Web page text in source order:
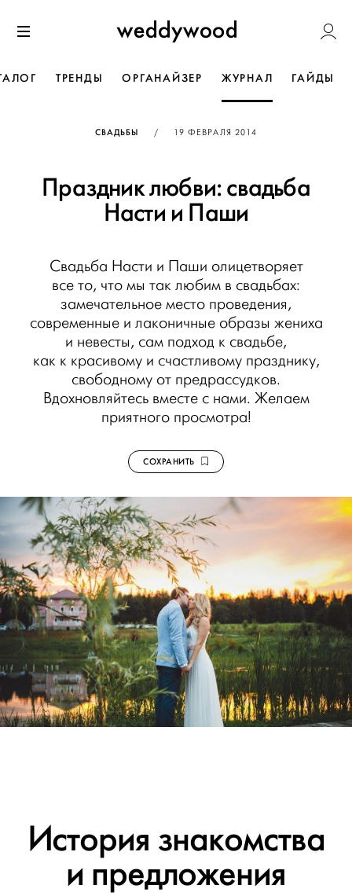
к содержанию
Weddywood
ТРЕНДЫ ОРГАНАЙЗЕР ЖУРНАЛ ГАЙДЫ
СВАДЬБЫ / ОПУБЛИКОВАНО
19 ФЕВРАЛЯ 2014
Праздник любви: свадьба
Насти и Паши
Свадьба Насти и Паши олицетворяет
все то, что мы так любим в свадьбах:
замечательное место проведения,
современные и лаконичные образы жениха
и невесты, сам подход к свадьбе,
как к красивому и счастливому празднику,
свободному от предрассудков.
Вдохновляйтесь вместе с нами. Желаем
приятного просмотра!
СОХРАНИТЬ
История знакомства
и предложения